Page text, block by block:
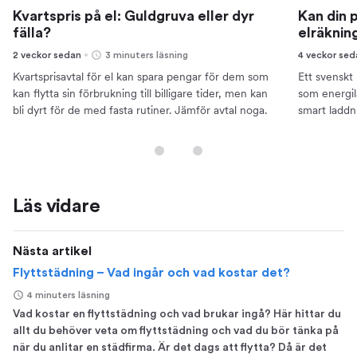
Kvartspris på el: Guldgruva eller dyr
fälla?
2 veckor sedan 3 minuters läsning
Kvartsprisavtal för el kan spara pengar för dem som
kan flytta sin förbrukning till billigare tider, men kan
bli dyrt för de med fasta rutiner. Jämför avtal noga.
Kan din
4 veckor
Ett svenskt
som
smart
Läs vidare
Nästa artikel
Flyttstädning – Vad ingår och vad kostar det?
4 minuters läsning
Vad kostar en flyttstädning och vad brukar ingå? Här hittar du
allt du behöver veta om flyttstädning och vad du bör tänka på
när du anlitar en städfirma. Är det dags att flytta? Då är det